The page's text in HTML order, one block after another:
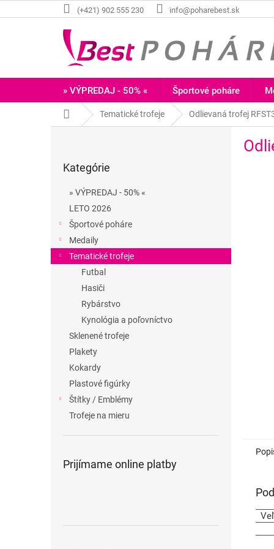
na
(+421) 902 555 230 info@poharebest.sk
» VÝPREDAJ - 50% « Športové poháre
DomovTematické trofeje Odlievaná trofej
kategórie
Kategórie
» VÝPREDAJ - 50% «
LETO 2026
Športové poháre
Medaily
Tematické trofeje
Futbal
Hasiči
Rybárstvo
Kynológia a poľovníctvo
Sklenené trofeje
Plakety
Kokardy
Plastové figúrky
Štítky / Emblémy
Trofeje na mieru
Prijímame online platby